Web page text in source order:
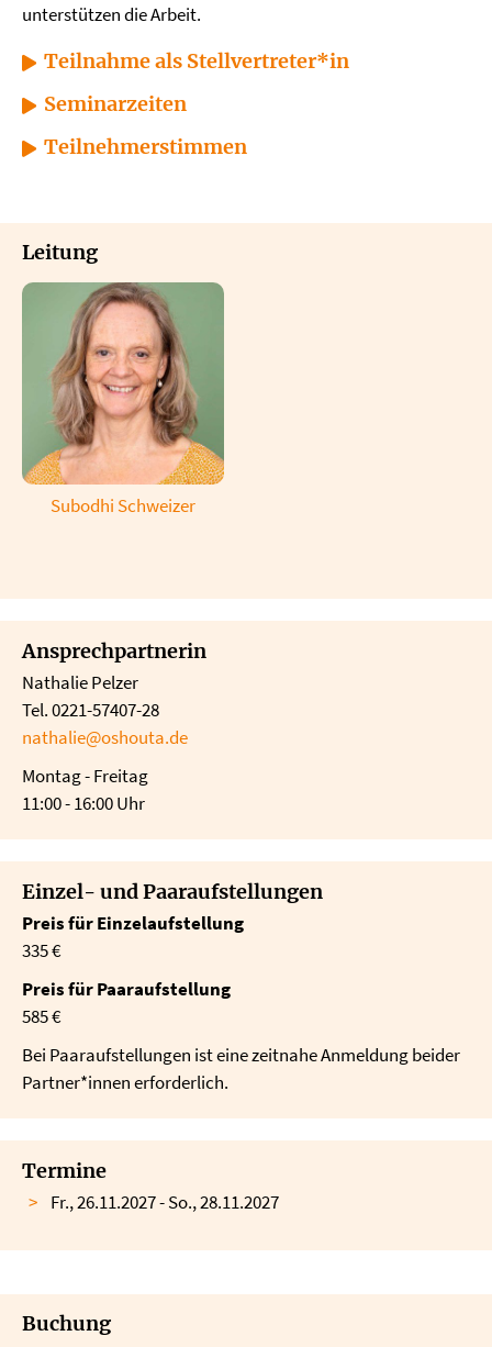
unterstützen die Arbeit.
Teilnahme als Stellvertreter*in
Seminarzeiten
Teilnehmerstimmen
Leitung
Subodhi Schweizer
Ansprechpartnerin
Nathalie Pelzer
Tel. 0221-57407-28
nathalie@oshouta.de
Montag - Freitag
11:00 - 16:00 Uhr
Einzel- und Paaraufstellungen
Preis für Einzelaufstellung
335 €
Preis für Paaraufstellung
585 €
Bei Paaraufstellungen ist eine zeitnahe Anmeldung beider
Partner*innen erforderlich.
Termine
Fr., 26.11.2027 - So., 28.11.2027
Buchung